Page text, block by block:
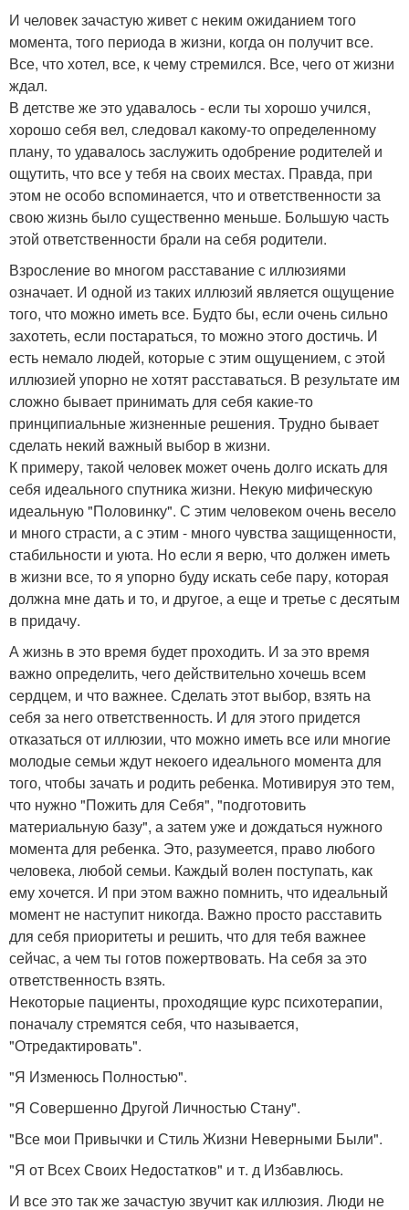
И человек зачастую живет с неким ожиданием того
момента, того периода в жизни, когда он получит все.
Все, что хотел, все, к чему стремился. Все, чего от жизни
ждал.
В детстве же это удавалось - если ты хорошо учился,
хорошо себя вел, следовал какому-то определенному
плану, то удавалось заслужить одобрение родителей и
ощутить, что все у тебя на своих местах. Правда, при
этом не особо вспоминается, что и ответственности за
свою жизнь было существенно меньше. Большую часть
этой ответственности брали на себя родители.
Взросление во многом расставание с иллюзиями
означает. И одной из таких иллюзий является ощущение
того, что можно иметь все. Будто бы, если очень сильно
захотеть, если постараться, то можно этого достичь. И
есть немало людей, которые с этим ощущением, с этой
иллюзией упорно не хотят расставаться. В результате им
сложно бывает принимать для себя какие-то
принципиальные жизненные решения. Трудно бывает
сделать некий важный выбор в жизни.
К примеру, такой человек может очень долго искать для
себя идеального спутника жизни. Некую мифическую
идеальную "Половинку". С этим человеком очень весело
и много страсти, а с этим - много чувства защищенности,
стабильности и уюта. Но если я верю, что должен иметь
в жизни все, то я упорно буду искать себе пару, которая
должна мне дать и то, и другое, а еще и третье с десятым
в придачу.
А жизнь в это время будет проходить. И за это время
важно определить, чего действительно хочешь всем
сердцем, и что важнее. Сделать этот выбор, взять на
себя за него ответственность. И для этого придется
отказаться от иллюзии, что можно иметь все или многие
молодые семьи ждут некоего идеального момента для
того, чтобы зачать и родить ребенка. Мотивируя это тем,
что нужно "Пожить для Себя", "подготовить
материальную базу", а затем уже и дождаться нужного
момента для ребенка. Это, разумеется, право любого
человека, любой семьи. Каждый волен поступать, как
ему хочется. И при этом важно помнить, что идеальный
момент не наступит никогда. Важно просто расставить
для себя приоритеты и решить, что для тебя важнее
сейчас, а чем ты готов пожертвовать. На себя за это
ответственность взять.
Некоторые пациенты, проходящие курс психотерапии,
поначалу стремятся себя, что называется,
"Отредактировать".
"Я Изменюсь Полностью".
"Я Совершенно Другой Личностью Стану".
"Все мои Привычки и Стиль Жизни Неверными Были".
"Я от Всех Своих Недостатков" и т. д Избавлюсь.
И все это так же зачастую звучит как иллюзия. Люди не